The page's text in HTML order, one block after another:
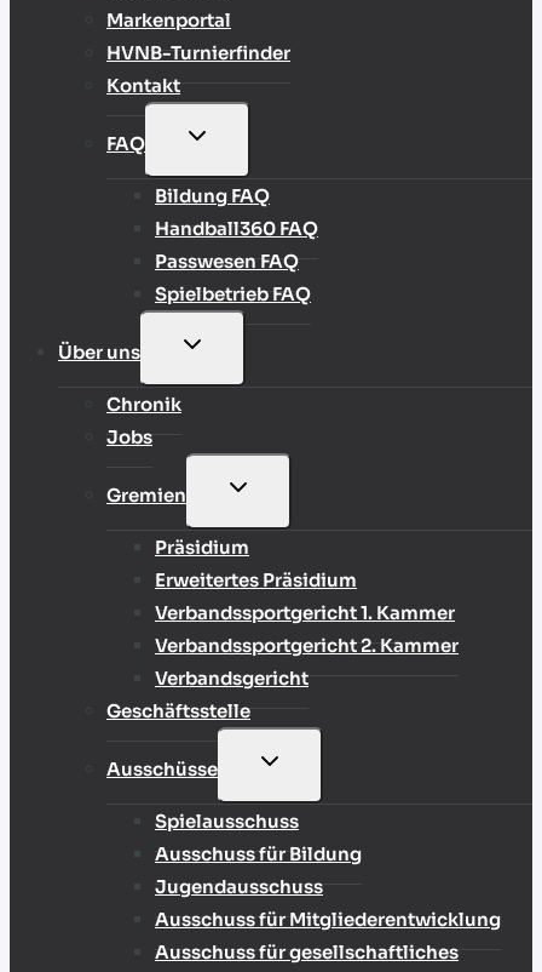
Markenportal
HVNB-Turnierfinder
Kontakt
FAQ
UNTERMENÜ
Bildung FAQ
Handball360 FAQ
Passwesen FAQ
Spielbetrieb FAQ
Über uns
UNTERMENÜ
Chronik
Jobs
Gremien
UNTERMENÜ
Präsidium
Erweitertes Präsidium
Verbandssportgericht 1. Kammer
Verbandssportgericht 2. Kammer
Verbandsgericht
Geschäftsstelle
Ausschüsse
UNTERMENÜ
Spielausschuss
Ausschuss für Bildung
Jugendausschuss
Ausschuss für Mitgliederentwicklung
Ausschuss für gesellschaftliches